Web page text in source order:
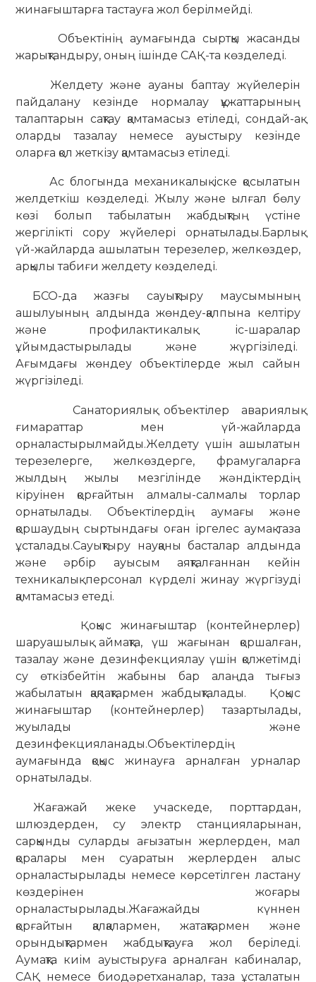
жинағыштарға тастауға жол берілмейді.
Объектінің аумағында сыртқы жасанды
жарықтандыру, оның ішінде САҚ-та көзделеді.
Желдету және ауаны баптау жүйелерін
пайдалану кезінде нормалау құжаттарының
талаптарын сақтау қамтамасыз етіледі, сондай-ақ
оларды тазалау немесе ауыстыру кезінде
оларға қол жеткізу қамтамасыз етіледі.
Ас блогында механикалық іске қосылатын
желдеткіш көзделеді. Жылу және ылғал бөлу
көзі болып табылатын жабдықтың үстіне
жергілікті сору жүйелері орнатылады. Барлық
үй-жайларда ашылатын терезелер, желкөздер,
арқылы табиғи желдету көзделеді.
БСО-да жазғы сауықтыру маусымының
ашылуының алдында жөндеу-қалпына келтіру
және профилактикалық іс-шаралар
ұйымдастырылады және жүргізіледі.
Ағымдағы жөндеу объектілерде жыл сайын
жүргізіледі.
Санаториялық объектілер авариялық
ғимараттар мен үй-жайларда
орналастырылмайды.Желдету үшін ашылатын
терезелерге, желкөздерге, фрамугаларға
жылдың жылы мезгілінде жәндіктердің
кіруінен қорғайтын алмалы-салмалы торлар
орнатылады. Объектілердің аумағы және
қоршаудың сыртындағы оған іргелес аумақ таза
ұсталады.Сауықтыру науқаны басталар алдында
және әрбір ауысым аяқталғаннан кейін
техникалық персонал күрделі жинау жүргізуді
қамтамасыз етеді.
Қоқыс жинағыштар (контейнерлер)
шаруашылық аймақта, үш жағынан қоршалған,
тазалау және дезинфекциялау үшін қолжетімді
су өткізбейтін жабыны бар алаңда тығыз
жабылатын қақпақтармен жабдықталады. Қоқыс
жинағыштар (контейнерлер) тазартылады,
жуылады және
дезинфекцияланады.Объектілердің
аумағында қоқыс жинауға арналған урналар
орнатылады.
Жағажай жеке учаскеде, порттардан,
шлюздерден, су электр станцияларынан,
сарқынды суларды ағызатын жерлерден, мал
қоралары мен суаратын жерлерден алыс
орналастырылады немесе көрсетілген ластану
көздерінен жоғары
орналастырылады.Жағажайды күннен
қорғайтын қалқалармен, жатақтармен және
орындықтармен жабдықтауға жол беріледі.
Аумақта киім ауыстыруға арналған кабиналар,
САҚ немесе биодәретханалар, таза ұсталатын